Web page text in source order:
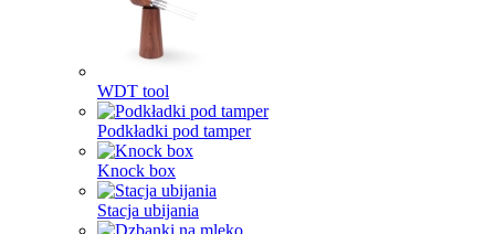
WDT tool
Podkładki pod tamper
Knock box
Stacja ubijania